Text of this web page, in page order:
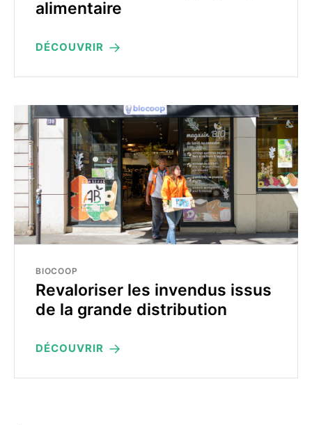
alimentaire
DÉCOUVRIR
BIOCOOP
Revaloriser les invendus issus
de la grande distribution
DÉCOUVRIR